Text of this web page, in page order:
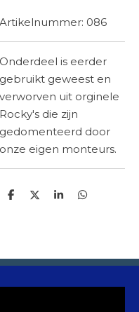
Artikelnummer: 086
Onderdeel is eerder
gebruikt geweest en
verworven uit orginele
Rocky's die zijn
gedomenteerd door
onze eigen monteurs.
D
D
S
D